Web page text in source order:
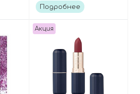
Better Than Palette
Подробнее
Акция